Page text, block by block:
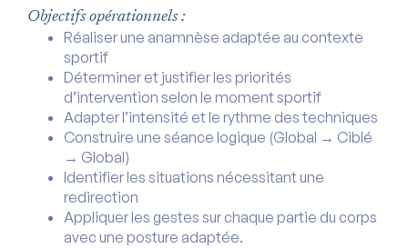
Objectifs opérationnels :
Réaliser une anamnèse adaptée au contexte
sportif
Déterminer et justifier les priorités
d’intervention selon le moment sportif
Adapter l’intensité et le rythme des techniques
Construire une séance logique (Global → Ciblé
→ Global)
Identifier les situations nécessitant une
redirection
Appliquer les gestes sur chaque partie du corps
avec une posture adaptée.